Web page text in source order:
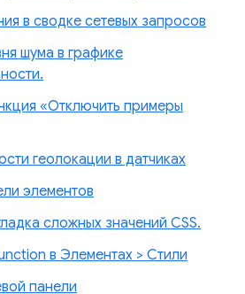
в сводке сетевых запросов
шума в графике
«Отключить примеры
геолокации в датчиках
элементов
сложных значений CSS.
в Элементах > Стили
панели